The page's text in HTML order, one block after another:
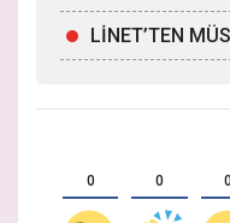
LİNET’TEN
0 0